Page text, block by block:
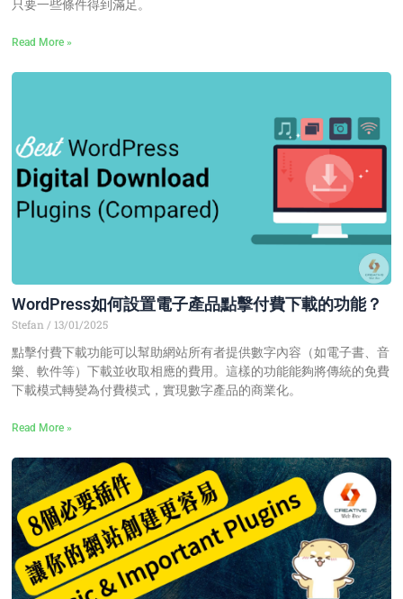
只要一些條件得到滿足。
Read More »
WordPress如何設置電子產品點擊付費下載的功能？
Stefan
13/01/2025
點擊付費下載功能可以幫助網站所有者提供數字內容（如電子書、音
樂、軟件等）下載並收取相應的費用。這樣的功能能夠將傳統的免費
下載模式轉變為付費模式，實現數字產品的商業化。
Read More »